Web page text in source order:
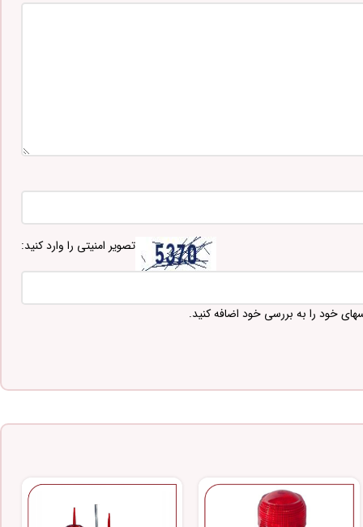
تصویر امنیتی را وارد کنید:
خود را به بررسی خود اضافه کنید.